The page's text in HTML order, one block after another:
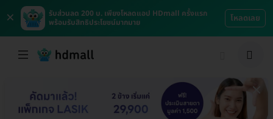
×
รับส่วนลด 200 บ. เพียงโหลดแอป HDmall ครั้งแรก
พร้อมรับสิทธิประโยชน์มากมาย
โหลดเลย